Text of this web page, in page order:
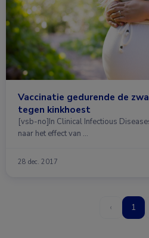
Vaccinatie gedurende de
tegen kinkhoest
[vsb-no]In Clinical Infectious
naar het effect van …
28 dec. 2017
‹ 1